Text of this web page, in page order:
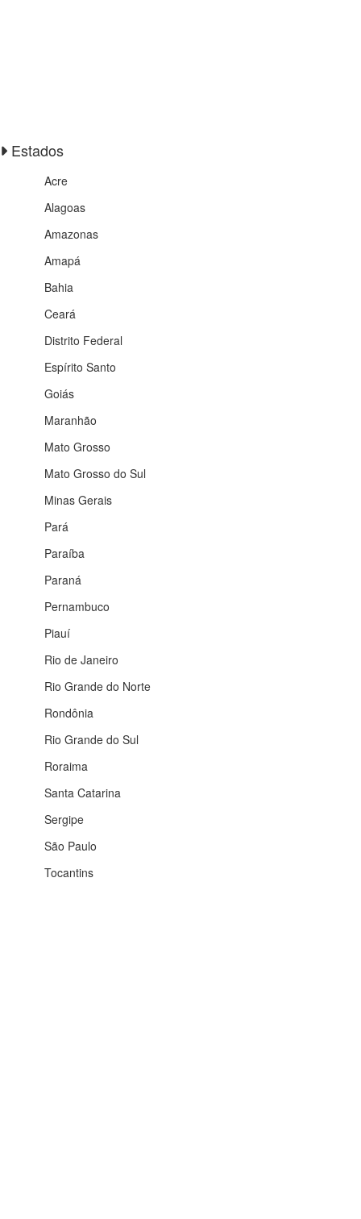
Estados
Acre
Alagoas
Amazonas
Amapá
Bahia
Ceará
Distrito Federal
Espírito Santo
Goiás
Maranhão
Mato Grosso
Mato Grosso do Sul
Minas Gerais
Pará
Paraíba
Paraná
Pernambuco
Piauí
Rio de Janeiro
Rio Grande do Norte
Rondônia
Rio Grande do Sul
Roraima
Santa Catarina
Sergipe
São Paulo
Tocantins